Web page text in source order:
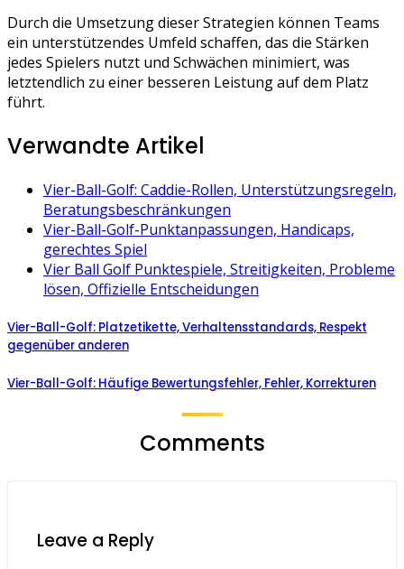
Durch die Umsetzung dieser Strategien können Teams
ein unterstützendes Umfeld schaffen, das die Stärken
jedes Spielers nutzt und Schwächen minimiert, was
letztendlich zu einer besseren Leistung auf dem Platz
führt.
Verwandte Artikel
Vier-Ball-Golf: Caddie-Rollen, Unterstützungsregeln,
Beratungsbeschränkungen
Vier-Ball-Golf-Punktanpassungen, Handicaps,
gerechtes Spiel
Vier Ball Golf Punktespiele, Streitigkeiten, Probleme
lösen, Offizielle Entscheidungen
Vier-Ball-Golf: Platzetikette, Verhaltensstandards, Respekt
gegenüber anderen
Vier-Ball-Golf: Häufige Bewertungsfehler, Fehler, Korrekturen
Comments
Leave a Reply